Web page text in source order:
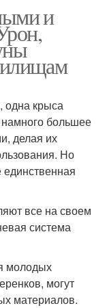
и
одна крыса
намного большее
делая их
Но
все на своем
система
молодых
могут
материалов.